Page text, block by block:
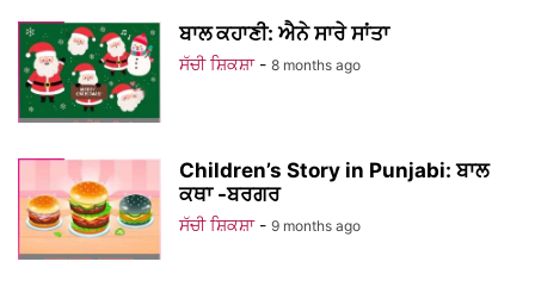
ਬਾਲ ਕਹਾਣੀ: ਐਨੇ ਸਾਰੇ ਸਾਂਤਾ
ਸੱਚੀ ਸ਼ਿਕਸ਼ਾ - 8 months ago
Children’s Story in Punjabi: ਬਾਲ
ਕਥਾ -ਬਰਗਰ
ਸੱਚੀ ਸ਼ਿਕਸ਼ਾ - 9 months ago